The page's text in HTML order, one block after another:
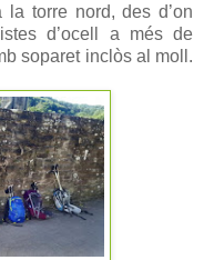
la torre nord, des d’on
d’ocell a més de
soparet inclòs al moll.